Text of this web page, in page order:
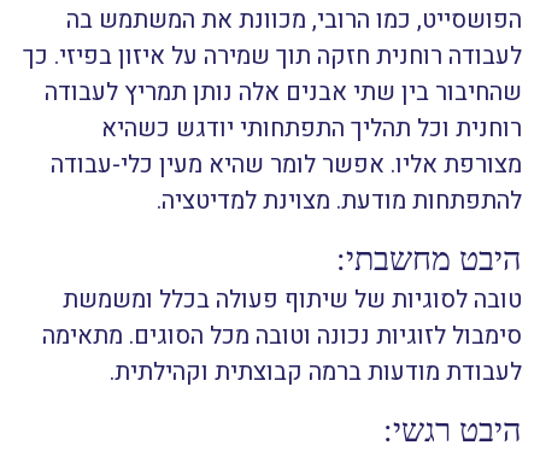
הפושסייט, כמו הרובי, מכוונת את המשתמש בה
לעבודה רוחנית חזקה תוך שמירה על איזון בפיזי. כך
שהחיבור בין שתי אבנים אלה נותן תמריץ לעבודה
רוחנית וכל תהליך התפתחותי יודגש כשהיא
מצורפת אליו. אפשר לומר שהיא מעין כלי-עבודה
להתפתחות מודעת. מצוינת למדיטציה.
היבט מחשבתי:
טובה לסוגיות של שיתוף פעולה בכלל ומשמשת
סימבול לזוגיות נכונה וטובה מכל הסוגים. מתאימה
לעבודת מודעות ברמה קבוצתית וקהילתית.
היבט רגשי: